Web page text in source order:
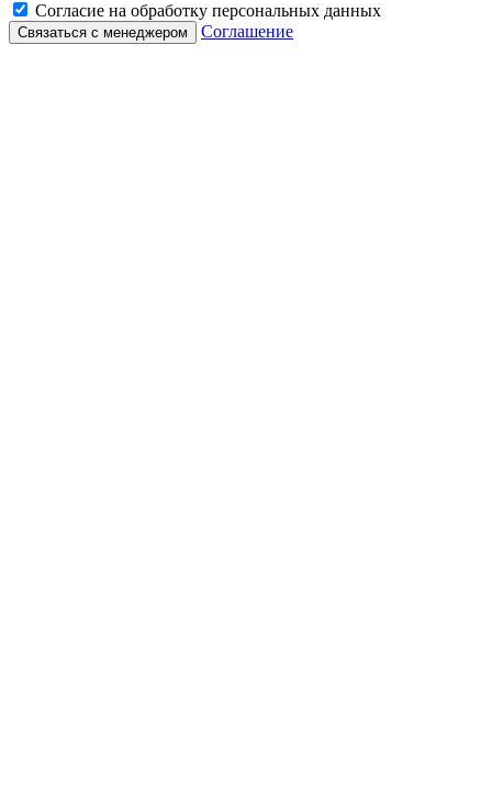
Согласие на обработку персональных данных
Соглашение